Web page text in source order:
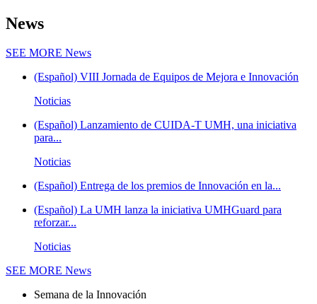
News
SEE MORE News
(Español) VIII Jornada de Equipos de Mejora e Innovación
Noticias
(Español) Lanzamiento de CUIDA-T UMH, una iniciativa
para...
Noticias
(Español) Entrega de los premios de Innovación en la...
(Español) La UMH lanza la iniciativa UMHGuard para
reforzar...
Noticias
SEE MORE News
Semana de la Innovación